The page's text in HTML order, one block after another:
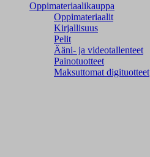
Oppimateriaalikauppa
Oppimateriaalit
Kirjallisuus
Pelit
Ääni- ja videotallenteet
Painotuotteet
Maksuttomat digituotteet